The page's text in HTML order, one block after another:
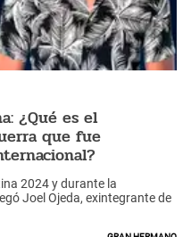
¿Qué es el
que fue
2024 y durante la
Joel Ojeda, exintegrante de